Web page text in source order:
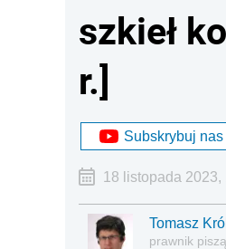
szkieł
r.]
Subskrybuj
18 listopada 2023,
Tomasz Król
prawnik